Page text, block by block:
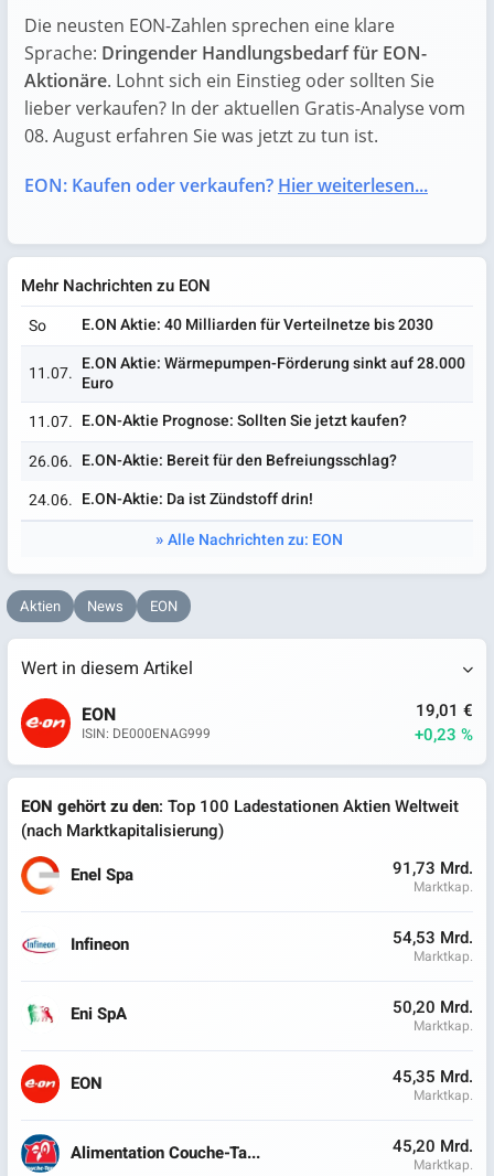
Die neusten EON-Zahlen sprechen eine klare
Sprache: Dringender Handlungsbedarf für EON-
Aktionäre. Lohnt sich ein Einstieg oder sollten Sie
lieber verkaufen? In der aktuellen Gratis-Analyse vom
08. August erfahren Sie was jetzt zu tun ist.
EON: Kaufen oder verkaufen? Hier weiterlesen...
Mehr Nachrichten zu EON
So E.ON Aktie: 40 Milliarden für Verteilnetze bis 2030
11.07. E.ON Aktie: Wärmepumpen-Förderung sinkt auf 28.000
Euro
11.07. E.ON-Aktie Prognose: Sollten Sie jetzt kaufen?
26.06. E.ON-Aktie: Bereit für den Befreiungsschlag?
24.06. E.ON-Aktie: Da ist Zündstoff drin!
Alle Nachrichten zu: EON
Aktien News EON
Wert in diesem Artikel
EON
ISIN: DE000ENAG999
19,01 €
+0,23 %
EON gehört zu den: Top 100 Ladestationen Aktien Weltweit
(nach Marktkapitalisierung)
Enel Spa
91,73 Mrd.
Marktkap.
Infineon 54,53 Mrd.
Marktkap.
Eni SpA 50,20 Mrd.
Marktkap.
EON 45,35 Mrd.
Marktkap.
Alimentation Couche-Ta... 45,20 Mrd.
Marktkap.